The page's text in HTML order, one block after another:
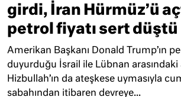
girdi, İran Hürmüz’ü
petrol fiyatı sert düştü
Amerikan Başkanı Donald Trump’ın
duyurduğu İsrail ile Lübnan arasındaki
Hizbullah’ın da ateşkese uymasıyla
sabahından itibaren devreye...